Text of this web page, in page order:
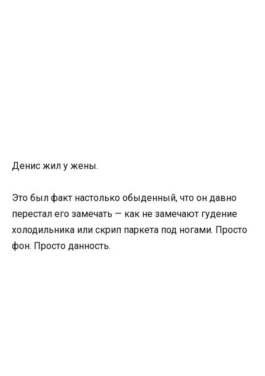
Денис жил у жены.
Это был факт настолько обыденный, что он давно
перестал его замечать — как не замечают гудение
холодильника или скрип паркета под ногами. Просто
фон. Просто данность.